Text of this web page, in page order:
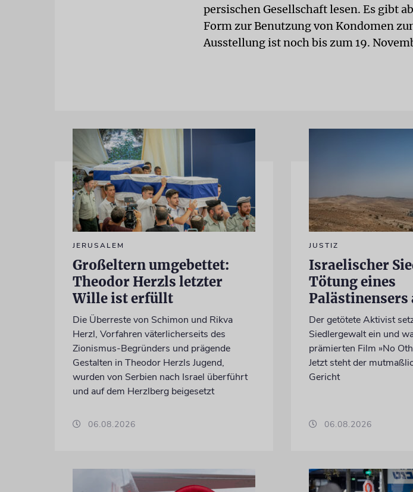
persischen Gesellschaft lesen. Es gibt
Form zur Benutzung von Kondomen
Ausstellung ist noch bis zum 19.
JERUSALEM
Großeltern umgebettet:
Theodor Herzls letzter
Wille ist erfüllt
Die Überreste von Schimon und Rikva
Herzl, Vorfahren väterlicherseits des
Zionismus-Begründers und prägende
Gestalten in Theodor Herzls Jugend,
wurden von Serbien nach Israel überführt
und auf dem Herzlberg beigesetzt
06.08.2026
JUSTIZ
Israelischer
Tötung eines
Palästinensers
Der getötete Aktivist
Siedlergewalt ein und
prämierten Film »No
Jetzt steht der
Gericht
06.08.2026